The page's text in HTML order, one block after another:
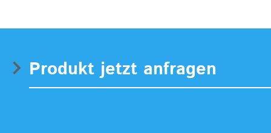
Produkt jetzt anfragen